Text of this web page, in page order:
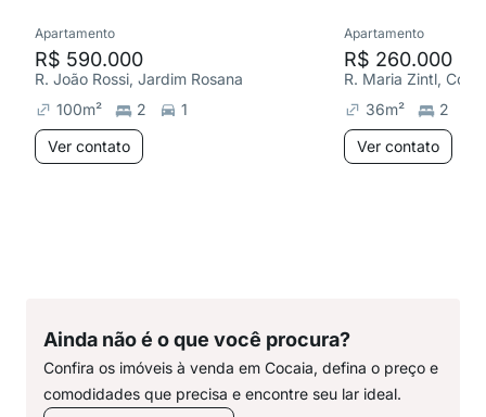
Apartamento
R$ 590.000
R. João Rossi, Jardim Rosana
100m² 2
1
Ver contato
Apartamento
R$ 260.000
R. Maria Zintl,
36m² 2
Ver contato
Ainda não é o que você procura?
Confira os imóveis à venda em Cocaia, defina o preço e
comodidades que precisa e encontre seu lar ideal.